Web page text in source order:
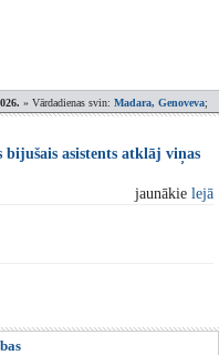
» Vārdadienas svin: Madara, Genoveva;
bijušais asistents atklāj viņas
jaunākie lejā